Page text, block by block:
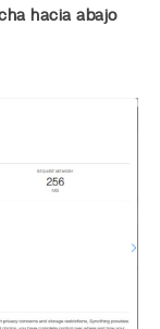
hacia abajo